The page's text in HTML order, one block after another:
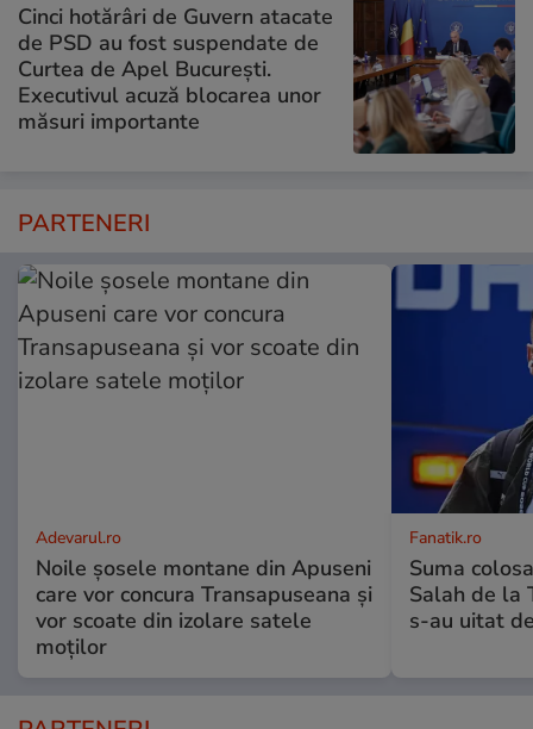
Cinci hotărâri de Guvern atacate
de PSD au fost suspendate de
Curtea de Apel București.
Executivul acuză blocarea unor
măsuri importante
PARTENERI
Adevarul.ro
Noile șosele montane din Apuseni
care vor concura Transapuseana și
vor scoate din izolare satele
moților
Fanatik.ro
Suma
Salah de la
s-au uitat